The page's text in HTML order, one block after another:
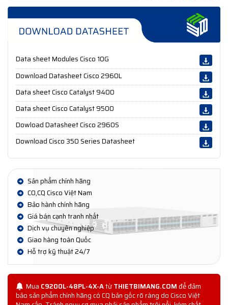
Data sheet Modules Cisco 10G
Download Datasheet Cisco 2960L
Data sheet Cisco Catalyst 9400
Data sheet Cisco Catalyst 9500
Dowload Datasheet Cisco 2960S
Download Cisco 350 Series Datasheet
Sản phẩm chính hãng
CO,CQ Cisco Việt Nam
Bảo hành chính hãng
Giá bán cạnh tranh nhất
Dịch vụ chuyên nghiệp
Giao hàng toàn Quốc
Hỗ trợ kỹ thuật 24/7
Mua C9200L-48PL-4X-AtừTHIETBIMANG.COMđể đảm
bảo sản phẩm chính hãng có CQ bản gốc rõ ràng do Cisco Việt